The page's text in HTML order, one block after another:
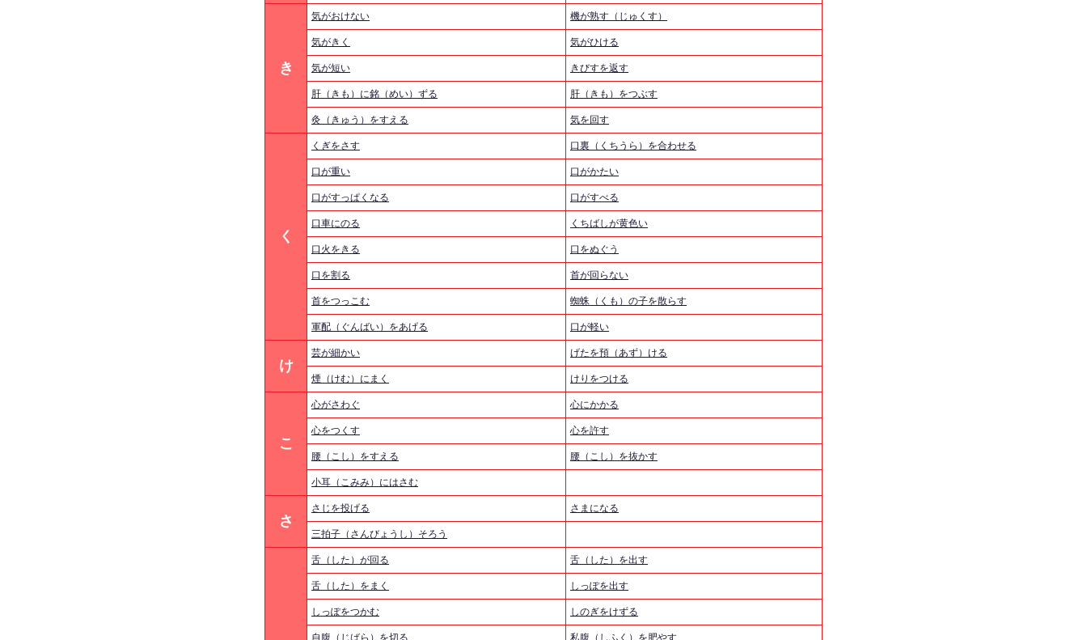
き
気がおけない 機が熟す（じゅくす）
気がきく 気がひける
気が短い きびすを返す
肝（きも）に銘（めい）ずる 肝（きも）をつぶす
灸（きゅう）をすえる 気を回す
く
くぎをさす 口裏（くちうら）を合わせる
口が重い 口がかたい
口がすっぱくなる 口がすべる
口車にのる くちばしが黄色い
口火をきる 口をぬぐう
口を割る 首が回らない
首をつっこむ 蜘蛛（くも）の子を散らす
軍配（ぐんばい）をあげる 口が軽い
け
芸が細かい げたを預（あず）ける
煙（けむ）にまく けりをつける
こ
心がさわぐ 心にかかる
心をつくす 心を許す
腰（こし）をすえる 腰（こし）を抜かす
小耳（こみみ）にはさむ
さ
さじを投げる さまになる
三拍子（さんびょうし）そろう
舌（した）が回る 舌（した）を出す
舌（した）をまく しっぽを出す
しっぽをつかむ しのぎをけずる
自腹（じばら）を切る 私腹（しふく）を肥やす